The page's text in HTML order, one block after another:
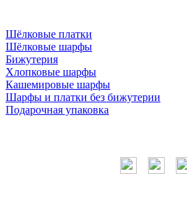
Шёлковые платки
Шёлковые шарфы
Бижутерия
Хлопковые шарфы
Кашемировые шарфы
Шарфы и платки без бижутерии
Подарочная упаковка